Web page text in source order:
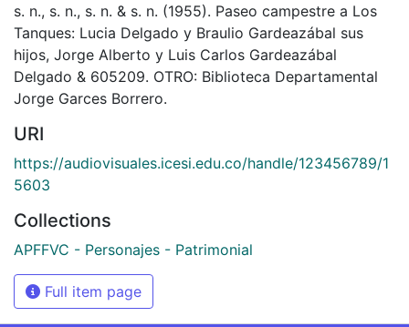
s. n., s. n., s. n. & s. n. (1955). Paseo campestre a Los
Tanques: Lucia Delgado y Braulio Gardeazábal sus
hijos, Jorge Alberto y Luis Carlos Gardeazábal
Delgado & 605209. OTRO: Biblioteca Departamental
Jorge Garces Borrero.
URI
https://audiovisuales.icesi.edu.co/handle/123456789/1
5603
Collections
APFFVC - Personajes - Patrimonial
Full item page